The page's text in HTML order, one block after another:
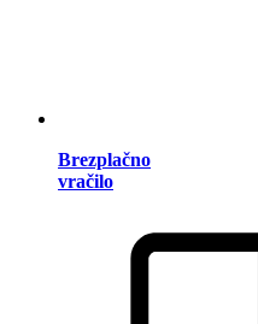
Brezplačno
vračilo